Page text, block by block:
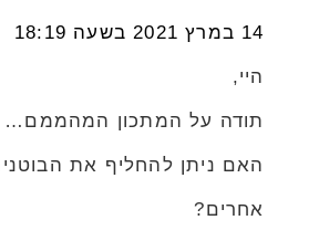
14 במרץ 2021 בשעה 18:19
היי,
תודה על המתכון המהממם…
האם ניתן להחליף את
אחרים?